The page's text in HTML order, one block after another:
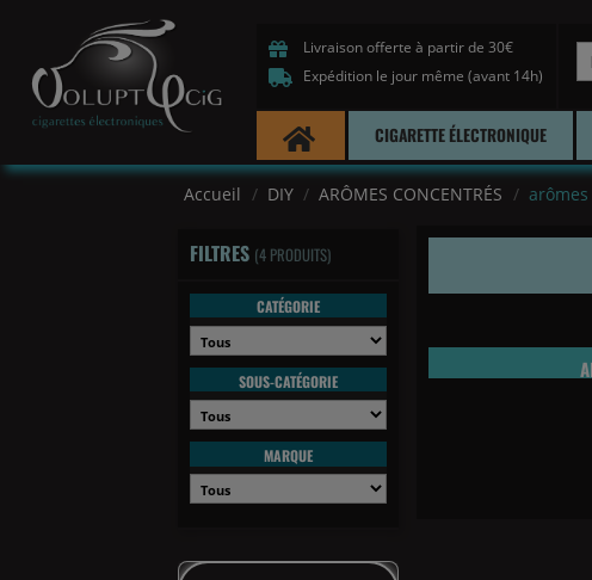
Livraison offerte à partir de 30€
Expédition le jour même (avant 14h)
CIGARETTE ÉLECTRONIQUE
Accueil DIY ARÔMES CONCENTRÉS
FILTRES (4 PRODUITS)
CATÉGORIE
SOUS-CATÉGORIE
MARQUE